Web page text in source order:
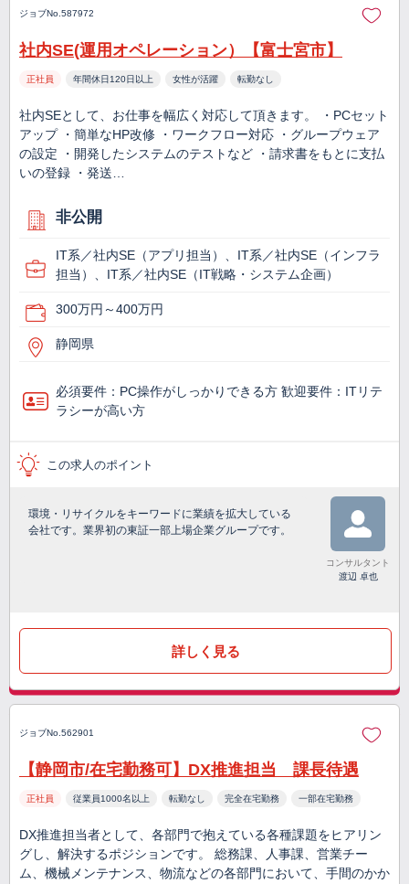
ジョブNo.587972
社内SE(運用オペレーション）【富士宮市】
正社員 年間休日120日以上 女性が活躍 転勤なし
社内SEとして、お仕事を幅広く対応して頂きます。 ・PCセット
アップ ・簡単なHP改修 ・ワークフロー対応 ・グループウェア
の設定 ・開発したシステムのテストなど ・請求書をもとに支払
いの登録 ・発送…
非公開
IT系／社内SE（アプリ担当）、IT系／社内SE（インフラ
担当）、IT系／社内SE（IT戦略・システム企画）
300万円～400万円
静岡県
必須要件：PC操作がしっかりできる方 歓迎要件：ITリテ
ラシーが高い方
この求人のポイント
環境・リサイクルをキーワードに業績を拡大している
会社です。業界初の東証一部上場企業グループです。
コンサルタント
渡辺 卓也
詳しく見る
ジョブNo.562901
【静岡市/在宅勤務可】DX推進担当 課長待遇
正社員 従業員1000名以上 転勤なし 完全在宅勤務 一部在宅勤務
DX推進担当者として、各部門で抱えている各種課題をヒアリン
グし、解決するポジションです。 総務課、人事課、営業チー
ム、機械メンテナンス、物流などの各部門において、手間のかか